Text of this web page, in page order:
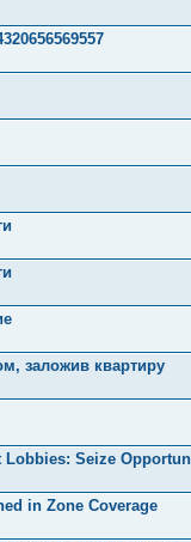
заложив квартиру
Lobbies: Seize
in Zone Coverage